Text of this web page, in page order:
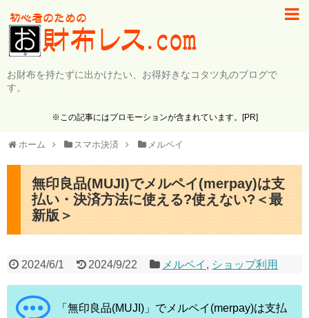
お財布を持たずに出かけたい、お得好きなコタツ丸のブログで
す。
※この記事にはプロモーションが含まれています。[PR]
ホーム スマホ決済 メルペイ
無印良品(MUJI)でメルペイ(merpay)は支
払い・決済方法に使える?使えない?＜最
新版＞
2024/6/1 2024/9/22 メルペイ , ショップ利用
「無印良品(MUJI)」でメルペイ(merpay)は支払